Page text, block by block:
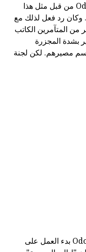
في عام 1825 سيرة وشابت Odoevskogo من قبل مثل هذا
وكان رد فعل لذلك مع
من المتآمرين الكاتب
بشدة المجزرة
مصيرهم. لكن لجنة
في نهاية 1820s تميزت سيرة Odoevskogo بدء العمل على